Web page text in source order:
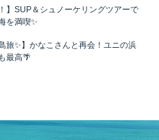
】SUP＆シュノーケリングツアーで
を満喫✨
旅✨】かなこさんと再会！ユニの浜
最高🌴